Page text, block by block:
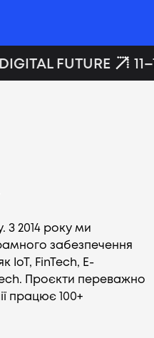
FUTURE
З 2014 року ми
забезпечення
IoT, FinTech, Е-
Проєкти переважно
працює 100+